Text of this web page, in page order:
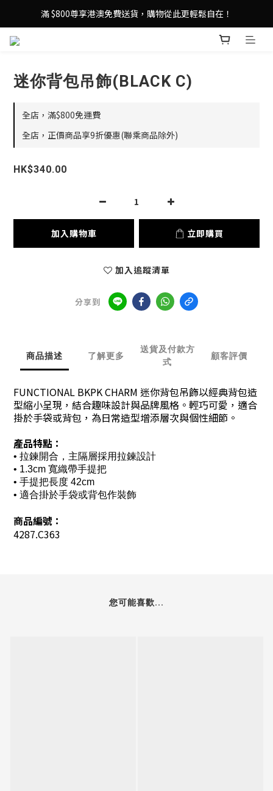
登記成為 LeSportsac網店會員，即享 HK$50 購物金禮遇！
滿 $800尊享港澳免費送貨，購物從此更輕鬆自在！
登記成為 LeSportsac網店會員，即享 HK$50 購物金禮遇！
迷你背包吊飾(BLACK C)
全店，滿$800免運費
全店，正價商品享9折優惠(聯乘商品除外)
HK$340.00
加入購物車 立即購買
加入追蹤清單
分享到
商品描述 了解更多
送貨及付款方
式
顧客評價
FUNCTIONAL BKPK CHARM 迷你背包吊飾以經典背包造
型縮小呈現，結合趣味設計與品牌風格。輕巧可愛，適合
掛於手袋或背包，為日常造型增添層次與個性細節。
產品特點：
• 拉鍊開合，主隔層採用拉鍊設計
• 1.3cm 寬織帶手提把
• 手提把長度 42cm
• 適合掛於手袋或背包作裝飾
商品編號：
4287.C363
您可能喜歡...